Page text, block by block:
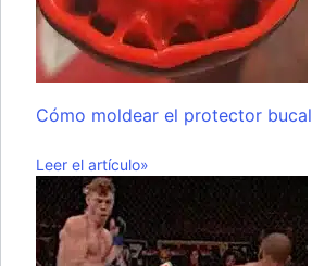
Cómo moldear el protector bucal
Leer el artículo»